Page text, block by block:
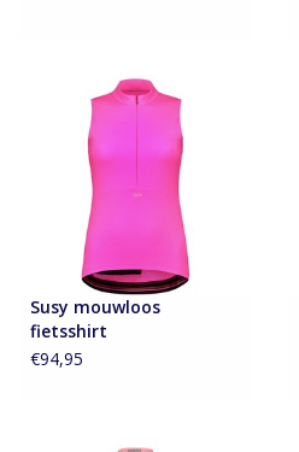
Susy mouwloos
fietsshirt
€94,95